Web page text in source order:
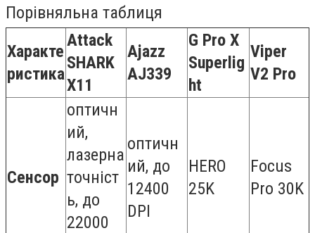
Порівняльна таблиця
Характе
ристика
Attack
SHARK
X11
Ajazz
AJ339
G Pro X
Superlig
ht
Viper
V2 Pro
Сенсор
оптичн
ий,
лазерна
точніст
ь, до
22000
оптичн
ий, до
12400
DPI
HERO
25K
Focus
Pro 30K